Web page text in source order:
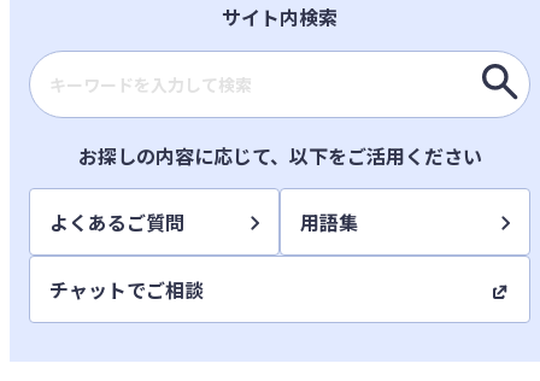
サイト内検索
検索キーワード入力
お探しの内容に応じて、以下をご活用ください
よくあるご質問 用語集
チャットでご相談